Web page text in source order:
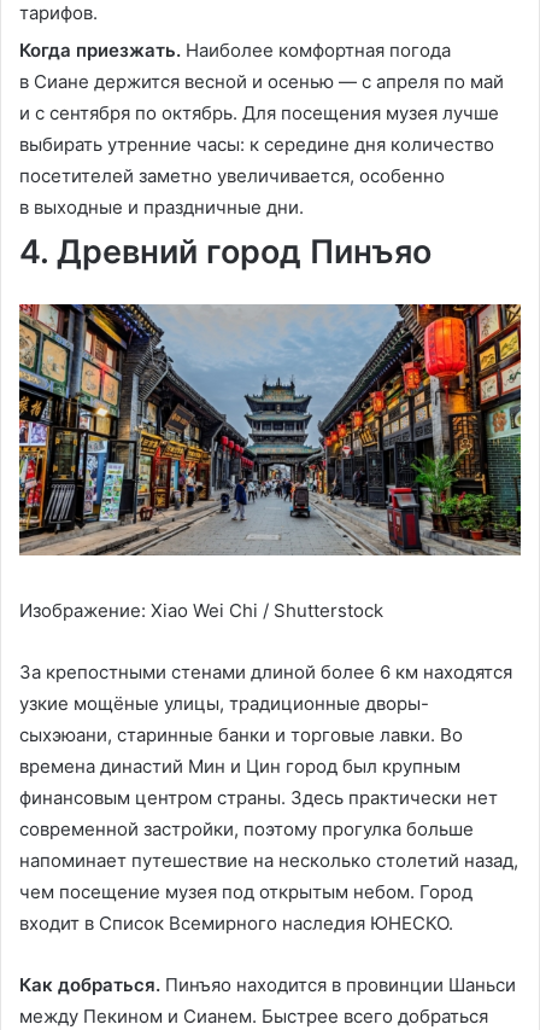
тарифов.
Когда приезжать. Наиболее комфортная погода
в Сиане держится весной и осенью — с апреля по май
и с сентября по октябрь. Для посещения музея лучше
выбирать утренние часы: к середине дня количество
посетителей заметно увеличивается, особенно
в выходные и праздничные дни.
4. Древний город Пинъяо
Изображение: Xiao Wei Chi / Shutterstock
За крепостными стенами длиной более 6 км находятся
узкие мощёные улицы, традиционные дворы-
сыхэюани, старинные банки и торговые лавки. Во
времена династий Мин и Цин город был крупным
финансовым центром страны. Здесь практически нет
современной застройки, поэтому прогулка больше
напоминает путешествие на несколько столетий назад,
чем посещение музея под открытым небом. Город
входит в Список Всемирного наследия ЮНЕСКО.
Как добраться. Пинъяо находится в провинции Шаньси
между Пекином и Сианем. Быстрее всего добраться